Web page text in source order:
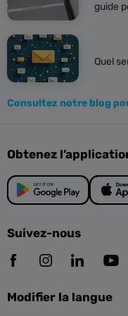
guide
Quel
Consultez notre blog
Obtenez
Suivez-nous
Modifier la langue